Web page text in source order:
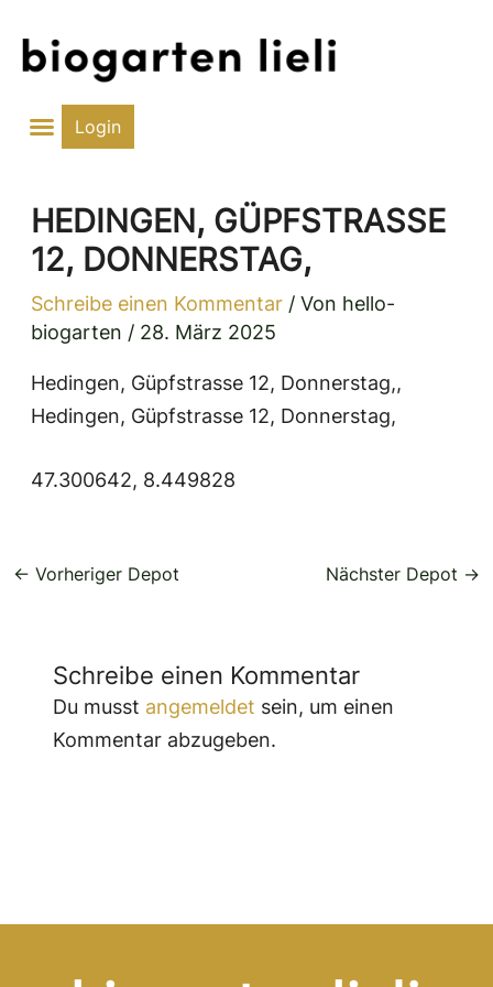
Inhalt
Login
HEDINGEN, GÜPFSTRASSE
12, DONNERSTAG,
Schreibe einen Kommentar / Von hello-
biogarten / 28. März 2025
Hedingen, Güpfstrasse 12, Donnerstag,,
Hedingen, Güpfstrasse 12, Donnerstag,
47.300642, 8.449828
← Vorheriger Depot Nächster Depot →
Schreibe einen Kommentar
Du musst angemeldet sein, um einen
Kommentar abzugeben.